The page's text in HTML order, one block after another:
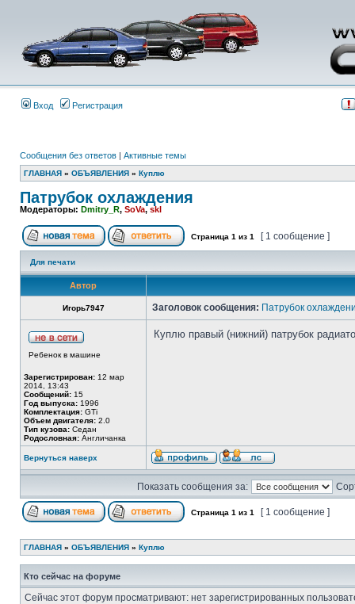
Вход Регистрация
Сообщения без ответов | Активные темы
ГЛАВНАЯ » ОБЪЯВЛЕНИЯ » Куплю
Патрубок охлаждения
Модераторы: Dmitry_R, SoVa,skl
Страница 1 из 1 [ 1 сообщение ]
Для печати
Автор
Игорь7947 Заголовок сообщения: Патрубок
Ребенок в машине
Зарегистрирован: 12 мар
2014, 13:43
Сообщений: 15
Год выпуска: 1996
Комплектация: GTi
Объем двигателя: 2.0
Тип кузова: Седан
Родословная: Англичанка
Куплю правый (нижний) патрубок
Вернуться наверх
Показать сообщения за:
Страница 1 из 1 [ 1 сообщение ]
ГЛАВНАЯ » ОБЪЯВЛЕНИЯ » Куплю
Кто сейчас на форуме
Сейчас этот форум просматривают: нет зарегистрированных